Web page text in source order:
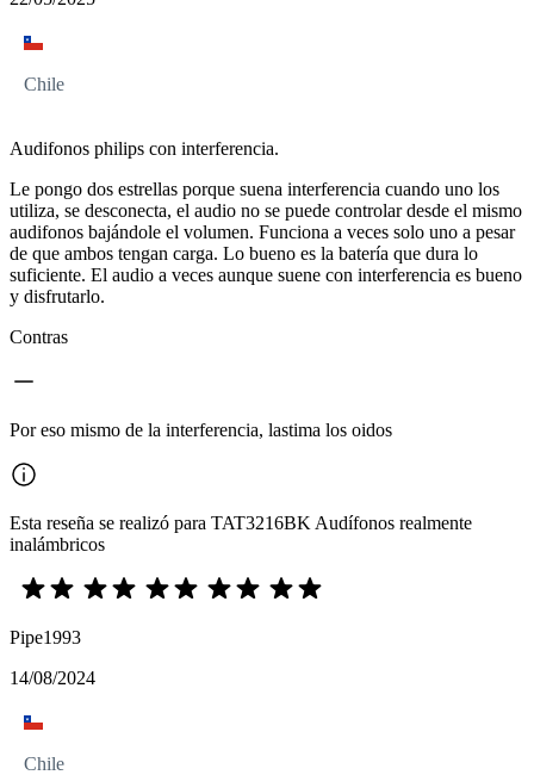
Chile
Audifonos philips con interferencia.
Le pongo dos estrellas porque suena interferencia cuando uno los
utiliza, se desconecta, el audio no se puede controlar desde el mismo
audifonos bajándole el volumen. Funciona a veces solo uno a pesar
de que ambos tengan carga. Lo bueno es la batería que dura lo
suficiente. El audio a veces aunque suene con interferencia es bueno
y disfrutarlo.
Contras
Por eso mismo de la interferencia, lastima los oidos
Esta reseña se realizó para TAT3216BK Audífonos realmente
inalámbricos
Pipe1993
14/08/2024
Chile